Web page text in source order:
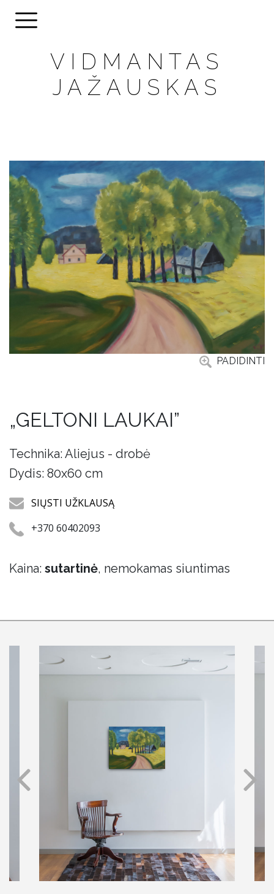
VIDMANTAS
JAŽAUSKAS
PADIDINTI
„GELTONI LAUKAI”
Technika: Aliejus - drobė
Dydis: 80x60 cm
SIŲSTI UŽKLAUSĄ
+370 60402093
Kaina: sutartinė, nemokamas siuntimas